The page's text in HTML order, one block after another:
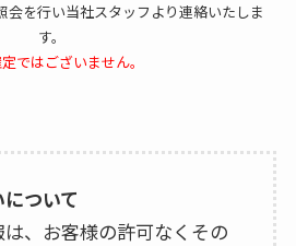
会を行い当社スタッフより連絡いたしま
す。
ではございません。
ついて
、お客様の許可なくその